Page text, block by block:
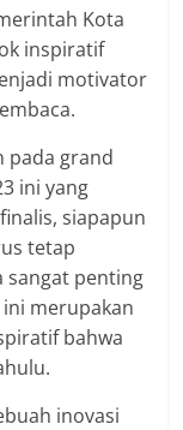
Kota
inspiratif
motivator
pada grand
ini yang
siapapun
tetap
sangat penting
merupakan
bahwa
inovasi